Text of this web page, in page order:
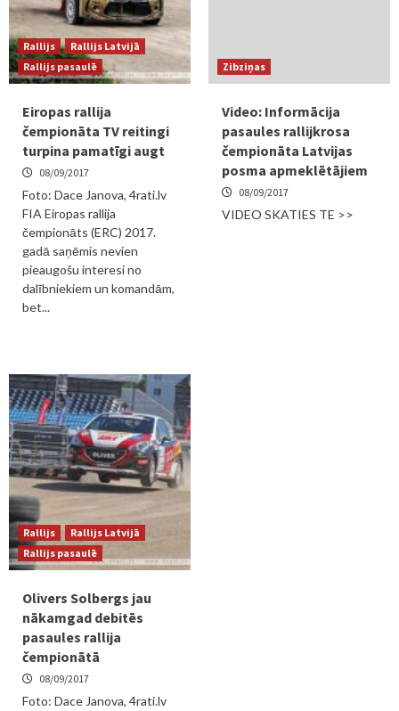
Rallijs
Rallijs Latvijā
Rallijs pasaulē
Eiropas rallija
čempionāta TV reitingi
turpina pamatīgi augt
08/09/2017
Foto: Dace Janova, 4rati.lv
FIA Eiropas rallija
čempionāts (ERC) 2017.
gadā saņēmis nevien
pieaugošu interesi no
dalībniekiem un komandām,
bet...
Zibziņas
Video: Informācija
pasaules rallijkrosa
čempionāta Latvijas
posma apmeklētājiem
08/09/2017
VIDEO SKATIES TE >>
Rallijs
Rallijs Latvijā
Rallijs pasaulē
Olivers Solbergs jau
nākamgad debitēs
pasaules rallija
čempionātā
08/09/2017
Foto: Dace Janova, 4rati.lv